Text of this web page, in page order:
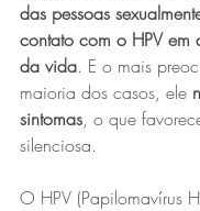
das pessoas
contato com o HPV em
da vida. E o mais
maioria dos casos, ele
sintomas, o que
silenciosa.
O HPV (Papilomavírus